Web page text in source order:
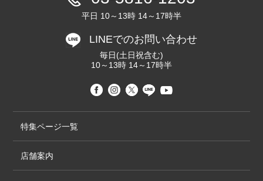
平日 10～13時 14～17時半
LINEでのお問い合わせ
毎日(土日祝含む)
10～13時 14～17時半
特集ページ一覧
店舗案内